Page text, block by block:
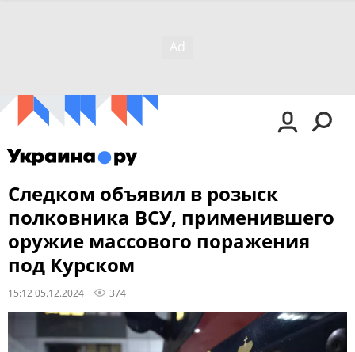
Следком объявил в розыск
полковника ВСУ, применившего
оружие массового поражения
под Курском
15:12 05.12.2024 374